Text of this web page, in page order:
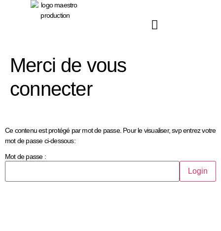
Merci de vous
connecter
Ce contenu est protégé par mot de passe. Pour le visualiser, svp entrez votre
mot de passe ci-dessous:
Mot de passe :